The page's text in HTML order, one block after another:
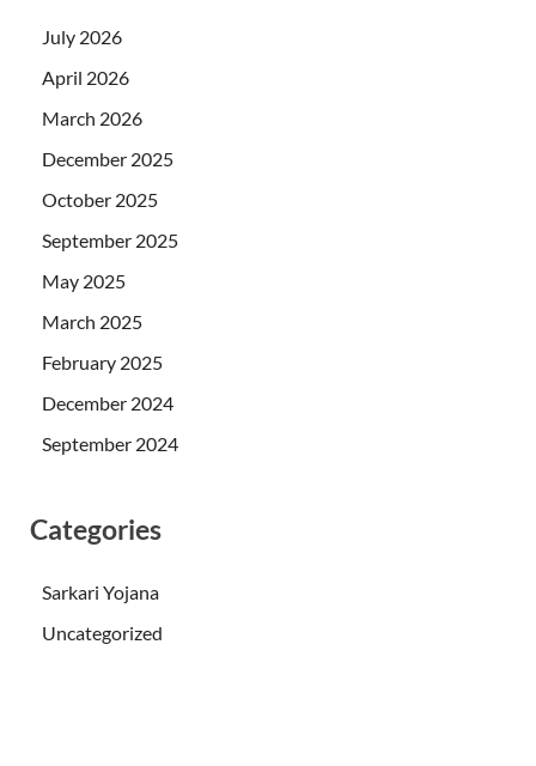
July 2026
April 2026
March 2026
December 2025
October 2025
September 2025
May 2025
March 2025
February 2025
December 2024
September 2024
Categories
Sarkari Yojana
Uncategorized